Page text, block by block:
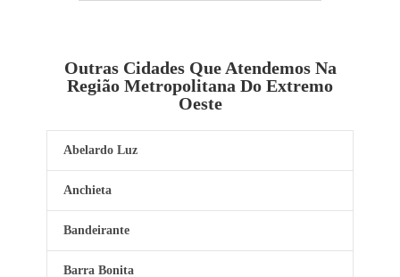
Outras Cidades Que Atendemos Na
Região Metropolitana Do Extremo
Oeste
Abelardo Luz
Anchieta
Bandeirante
Barra Bonita